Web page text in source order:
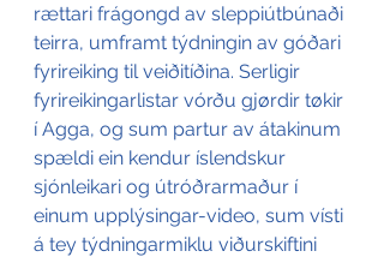
rættari frágongd av sleppiútbúnaði
teirra, umframt týdningin av góðari
fyrireiking til veiðitíðina. Serligir
fyrireikingarlistar vórðu gjørdir tøkir
í Agga, og sum partur av átakinum
spældi ein kendur íslendskur
sjónleikari og útróðrarmaður í
einum upplýsingar-video, sum vísti
á tey týdningarmiklu viðurskiftini